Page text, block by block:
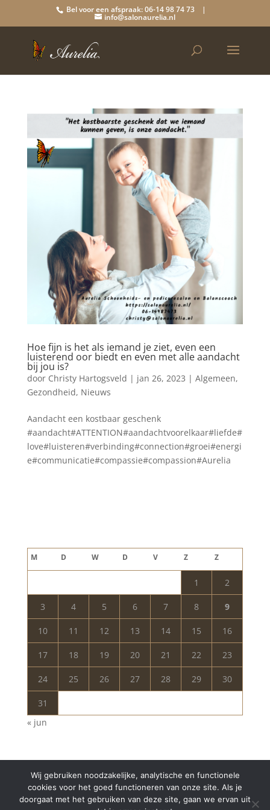
Bel voor een afspraak: 06-14 98 74 73 |
info@salonaurelia.nl
Hoe fijn is het als iemand je ziet, even een
luisterend oor biedt en even met alle aandacht
bij jou is?
door Christy Hartogsveld | jan 26, 2023 | Algemeen,
Gezondheid, Nieuws
Aandacht een kostbaar geschenk
#aandacht#ATTENTION#aandachtvoorelkaar#liefde#
love#luisteren#verbinding#connection#groei#energi
e#communicatie#compassie#compassion#Aurelia
M D W D V Z Z
1 2
3 4 5 6 7 8 9
10 11 12 13 14 15 16
17 18 19 20 21 22 23
24 25 26 27 28 29 30
31
« jun
Wij gebruiken noodzakelijke, analytische en functionele
cookies voor het goed functioneren van onze site. Als je
doorgaat met het gebruiken van deze site, gaan we ervan uit